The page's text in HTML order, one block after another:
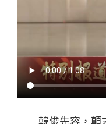
韓俊先容，顛